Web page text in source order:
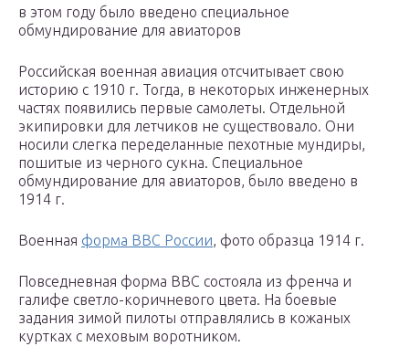
в этом году было введено специальное
обмундирование для авиаторов
Российская военная авиация отсчитывает свою
историю с 1910 г. Тогда, в некоторых инженерных
частях появились первые самолеты. Отдельной
экипировки для летчиков не существовало. Они
носили слегка переделанные пехотные мундиры,
пошитые из черного сукна. Специальное
обмундирование для авиаторов, было введено в
1914 г.
Военная форма ВВС России, фото образца 1914 г.
Повседневная форма ВВС состояла из френча и
галифе светло-коричневого цвета. На боевые
задания зимой пилоты отправлялись в кожаных
куртках с меховым воротником.